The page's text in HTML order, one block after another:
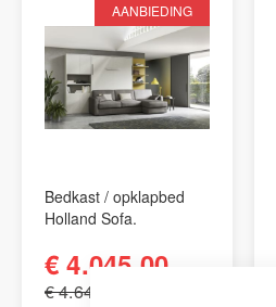
AANBIEDING
Bedkast / opklapbed
Holland Sofa.
€ 4.045,00
€ 4.645,00